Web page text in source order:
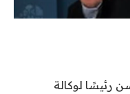
فيندسن رئيسًا لوكالة